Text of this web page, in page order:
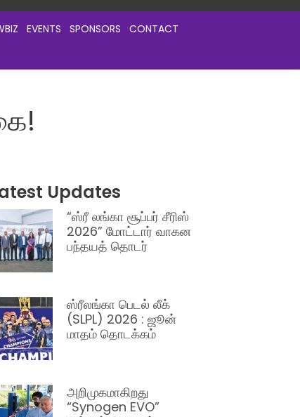
EVENTS SPONSORS CONTACT
Updates
“ஸ்ரீ லங்கா சூப்பர் சீரிஸ்
2026” மோட்டார் வாகன
பந்தயத் தொடர்
ஸ்ரீலங்கா பெடல் லீக்
(SLPL) 2026 : ஜூன்
மாதம் தொடக்கம்
அறிமுகமாகிறது
“Synogen EVO”